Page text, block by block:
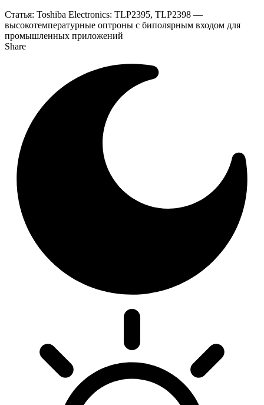
Статья: Toshiba Electronics: TLP2395, TLP2398 —
высокотемпературные оптроны с биполярным входом для
промышленных приложений
Share